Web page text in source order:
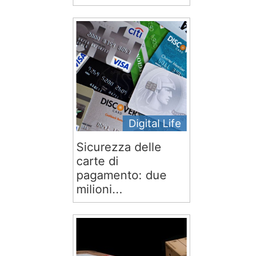
Digital Life
Sicurezza delle
carte di
pagamento: due
milioni...